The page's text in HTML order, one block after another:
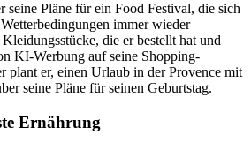
seine Pläne für ein Food Festival, die sich
immer wieder
die er bestellt hat und
KI-Werbung auf seine Shopping-
plant er, einen Urlaub in der Provence mit
seine Pläne für seinen Geburtstag.
Ernährung